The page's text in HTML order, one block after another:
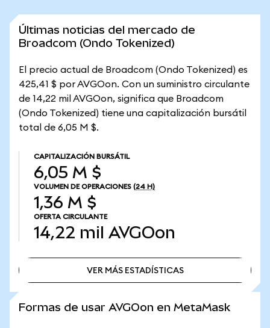
Últimas noticias del mercado de
Broadcom (Ondo Tokenized)
El precio actual de Broadcom (Ondo Tokenized) es
425,41 $ por AVGOon. Con un suministro circulante
de 14,22 mil AVGOon, significa que Broadcom
(Ondo Tokenized) tiene una capitalización bursátil
total de 6,05 M $.
CAPITALIZACIÓN BURSÁTIL
6,05 M $
VOLUMEN DE OPERACIONES (24 H)
1,36 M $
OFERTA CIRCULANTE
14,22 mil AVGOon
VER MÁS ESTADÍSTICAS
Formas de usar AVGOon en MetaMask